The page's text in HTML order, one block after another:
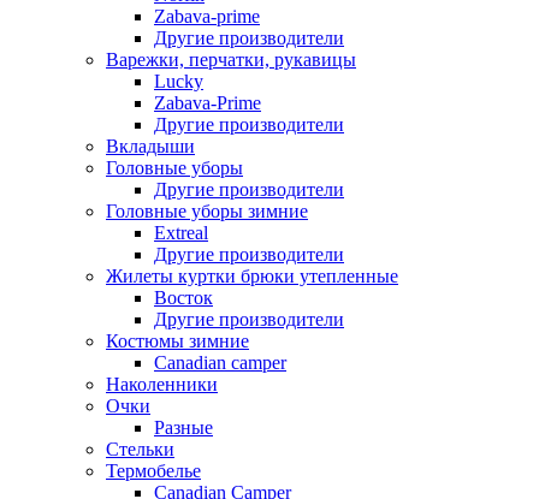
Zabava-prime
Другие производители
Варежки, перчатки, рукавицы
Lucky
Zabava-Prime
Другие производители
Вкладыши
Головные уборы
Другие производители
Головные уборы зимние
Extreal
Другие производители
Жилеты куртки брюки утепленные
Восток
Другие производители
Костюмы зимние
Canadian camper
Наколенники
Очки
Разные
Стельки
Термобелье
Canadian Camper